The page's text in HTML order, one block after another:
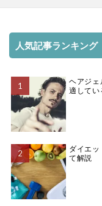
人気記事ランキング
ヘアジェ
適してい
ダイエ
て解説